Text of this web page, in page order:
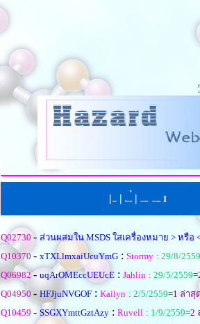
| | ่ | I
Q02730 - ส่วนผสมใน MSDS ใสเครื่องหมาย > หรือ
Q10370 - xTXLlmxaiUcuYmG : Stormy : 29/8/2559
Q06982- uqArOMEccUEUcE : Jahlin : 29/5/2559=
Q04950 -HFJjuNVGOF : Kailyn : 2/5/2559=1 ล่าสุ
Q10459 - SSGXYmttGztAzy : Ruvell : 1/9/2559=2